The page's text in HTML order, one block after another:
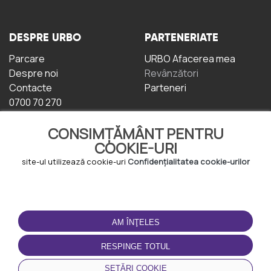
CONSIMȚĂMÂNT PENTRU
COOKIE-URI
site-ul utilizează cookie-uri Confidențialitatea cookie-urilor
AM ÎNŢELES
RESPINGE TOTUL
SETĂRI COOKIE
DESPRE URBO
Parcare
Despre noi
Contacte
0700 70 270
PARTENERIATE
URBO Afacerea mea
Revânzători
Parteneri
TERMENI DE UTILIZARE
Termeni și condiții
Politica de
Confidențialitate
Politica de cookie-uri
DESCĂRCAȚI
APLICAȚIA